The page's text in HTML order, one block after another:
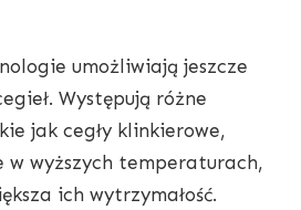
umożliwiają jeszcze
Występują różne
jak cegły klinkierowe,
w wyższych temperaturach,
ich wytrzymałość.